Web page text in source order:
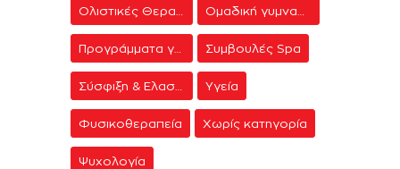
Συμβουλές Spa
Υγεία
Φυσικοθεραπεία Χωρίς κατηγορία
Ψυχολογία